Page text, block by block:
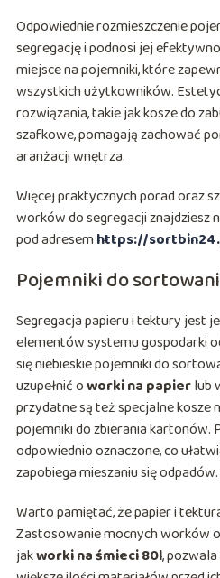
Odpowiednie rozmieszczenie
segregację i podnosi jej
miejsce na pojemniki, które
wszystkich użytkowników.
rozwiązania, takie jak kosze do
szafkowe, pomagają zachować
aranżacji wnętrza.
Więcej praktycznych porad oraz
worków do segregacji znajdziesz
pod adresemhttps://
Pojemniki do
Segregacja papieru i tektury jest
elementów systemu gospodarki
się niebieskie pojemniki do
uzupełnić oworki na papierlub
przydatne są też specjalne kosze
pojemniki do zbierania kartonów.
odpowiednio oznaczone, co
zapobiega mieszaniu się odpadów.
Warto pamiętać, że papier i
Zastosowanie mocnych worków
jakworki na śmieci 80l,